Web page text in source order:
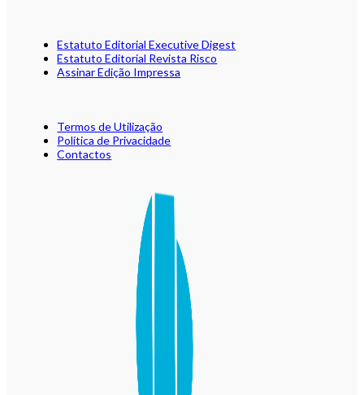
Estatuto Editorial Executive Digest
Estatuto Editorial Revista Risco
Assinar Edição Impressa
Termos de Utilização
Política de Privacidade
Contactos